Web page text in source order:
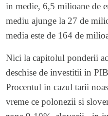
in medie, 6,5 milioane de
mediu ajunge la 27 de
media este de 164 de
Nici la capitolul ponderii
deschise de investitii in
Procentul in cazul tarii
vreme ce polonezii si